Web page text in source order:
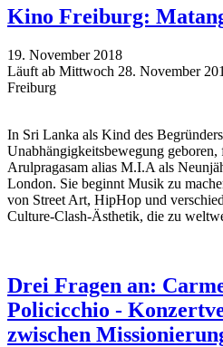
Kino Freiburg:
19. November 2018
Läuft ab Mittwoch 28. November
Freiburg
In Sri Lanka als Kind des
Unabhängigkeitsbewegung
Arulpragasam alias M.I.A als
London. Sie beginnt Musik zu
von Street Art, HipHop und
Culture-Clash-Ästhetik, die zu
Drei Fragen an:
Policicchio -
zwischen